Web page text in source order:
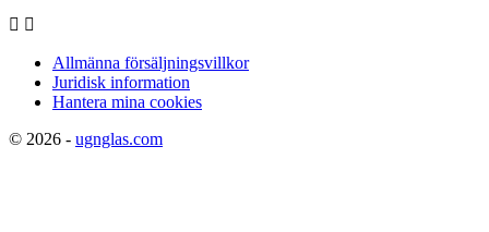
 
Allmänna försäljningsvillkor
Juridisk information
Hantera mina cookies
© 2026 - ugnglas.com